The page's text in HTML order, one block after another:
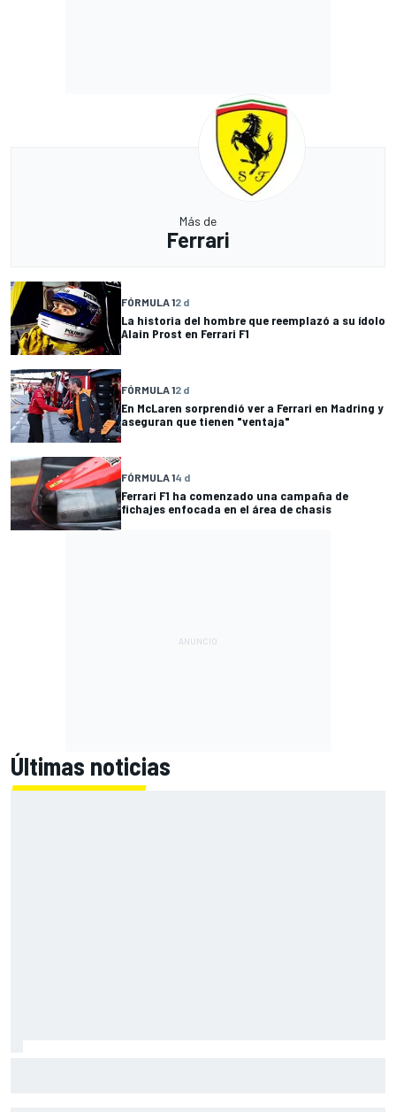
Más de
Ferrari
FÓRMULA 12 d
La historia del hombre que reemplazó a su ídolo
Alain Prost en Ferrari F1
FÓRMULA 12 d
En McLaren sorprendió ver a Ferrari en Madring y
aseguran que tienen "ventaja"
FÓRMULA 14 d
Ferrari F1 ha comenzado una campaña de
fichajes enfocada en el área de chasis
Últimas noticias